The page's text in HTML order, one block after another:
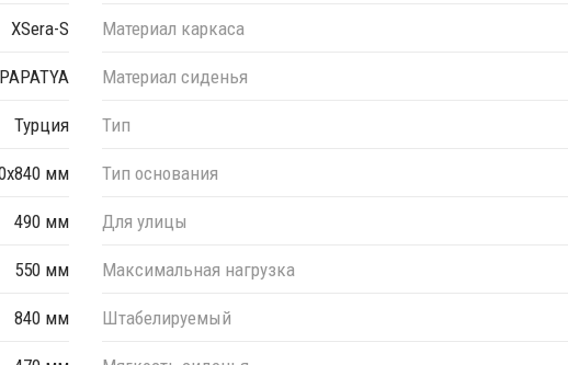
XSera-S
PAPATYA
Турция
мм
490 мм
550 мм
840 мм
Материал каркаса
Материал сиденья
Тип
Тип основания
Для улицы
Максимальная нагрузка
Штабелируемый